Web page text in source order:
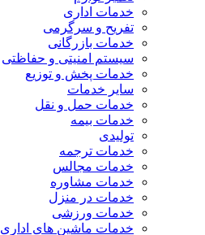
خدمات اداری
تفریح و سرگرمی
خدمات بازرگانی
سیستم امنیتی و حفاظتی
خدمات پخش و توزیع
سایر خدمات
خدمات حمل و نقل
خدمات بیمه
تولیدی
خدمات ترجمه
خدمات مجالس
خدمات مشاوره
خدمات در منزل
خدمات ورزشی
خدمات ماشین های اداری